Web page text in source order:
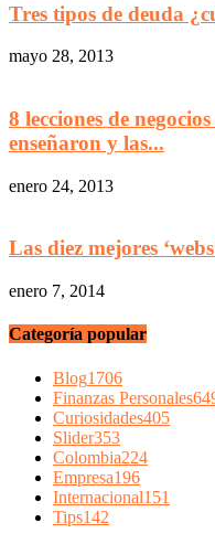
Tres tipos de deuda
mayo 28, 2013
8 lecciones de
enseñaron y las...
enero 24, 2013
Las diez mejores
enero 7, 2014
Categoría popular
Blog1706
Finanzas Personales
Curiosidades405
Slider353
Colombia224
Empresa196
Internacional151
Tips142